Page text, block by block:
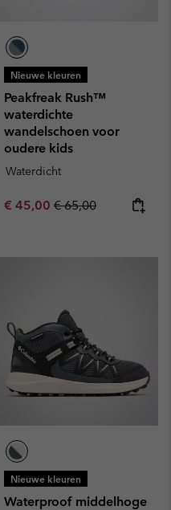
Nieuwe kleuren
Peakfreak Rush™
waterdichte
wandelschoen voor
oudere kids
Waterdicht
Sale price:
€ 45,00 Regular price:
€ 65,00
Nieuwe kleuren
Waterproof middelhoge